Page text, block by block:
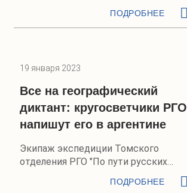
ПОДРОБНЕЕ
19 января 2023
Все на географический
диктант: кругосветчики РГО
напишут его в аргентине
Экипаж экспедиции Томского
отделения РГО "По пути русских
сейчас находится в Аргентине.
ПОДРОБНЕЕ